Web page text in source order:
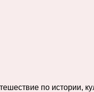
по истории,